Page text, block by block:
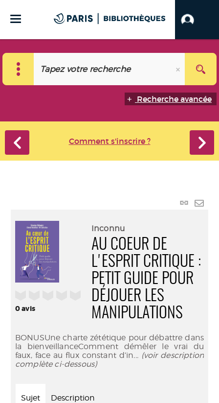
Recherche avancée
Comment s'inscrire ?
Lien
0avis
Inconnu
AU COEUR DE
L'ESPRIT CRITIQUE :
PETIT GUIDE POUR
DÉJOUER LES
MANIPULATIONS
BONUSUne charte zététique pour débattre dans
la bienveillanceComment démêler le vrai du
faux, face au flux constant d’in... (voir description
complète ci-dessous)
Sujet Description